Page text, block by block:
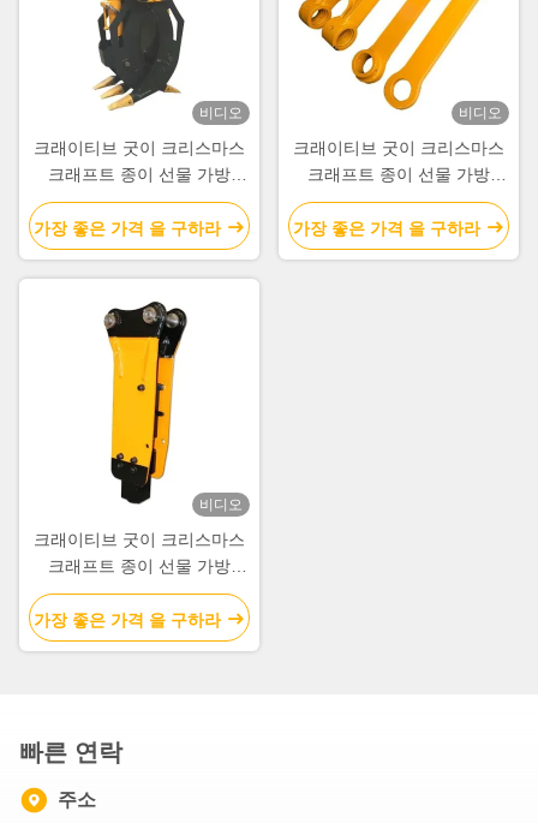
비디오
크래이티브 굿이 크리스마스
크래프트 종이 선물 가방
Xmas 장식 파티에 자신의 로
고와
가장 좋은 가격 을 구하라
비디오
크래이티브 굿이 크리스마스
크래프트 종이 선물 가방
Xmas 장식 파티에 자신의 로
고와
가장 좋은 가격 을 구하라
비디오
크래이티브 굿이 크리스마스
크래프트 종이 선물 가방
Xmas 장식 파티에 자신의 로
고와
가장 좋은 가격 을 구하라
빠른 연락
주소